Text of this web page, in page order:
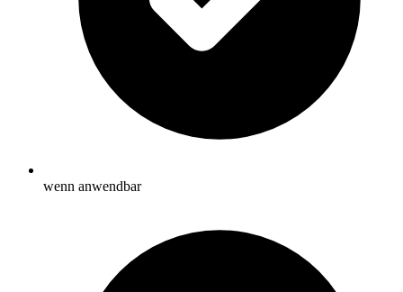
wenn anwendbar